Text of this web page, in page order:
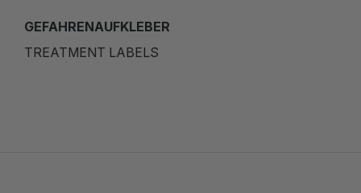
GEFAHRENAUFKLEBER
TREATMENT LABELS